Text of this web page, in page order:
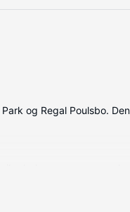
og Regal Poulsbo.